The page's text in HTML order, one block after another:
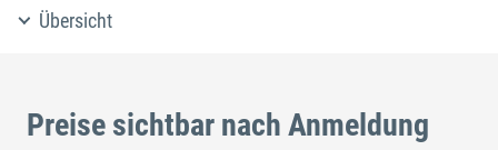
Übersicht
Preise sichtbar nach Anmeldung